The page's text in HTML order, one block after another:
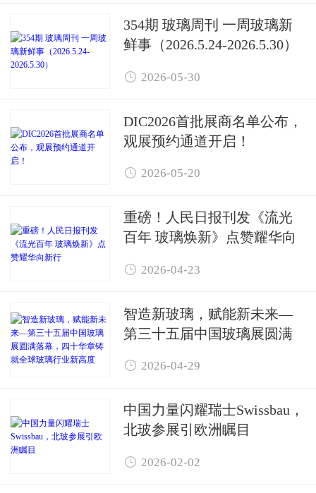
354期 玻璃周刊 一周玻璃新
鲜事（2026.5.24-2026.5.30）
 2026-05-30
DIC2026首批展商名单公布，
观展预约通道开启！
 2026-05-20
重磅！人民日报刊发《流光
百年 玻璃焕新》点赞耀华向
 2026-04-23
智造新玻璃，赋能新未来—
第三十五届中国玻璃展圆满
璃行业新高度
 2026-04-29
中国力量闪耀瑞士Swissbau，
北玻参展引欧洲瞩目
 2026-02-02